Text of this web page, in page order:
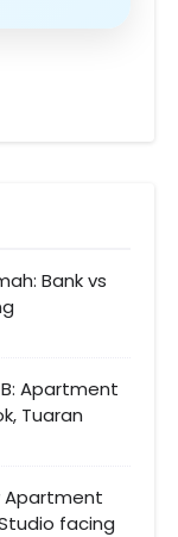
Bank vs
Apartment
Tuaran
Apartment
facing